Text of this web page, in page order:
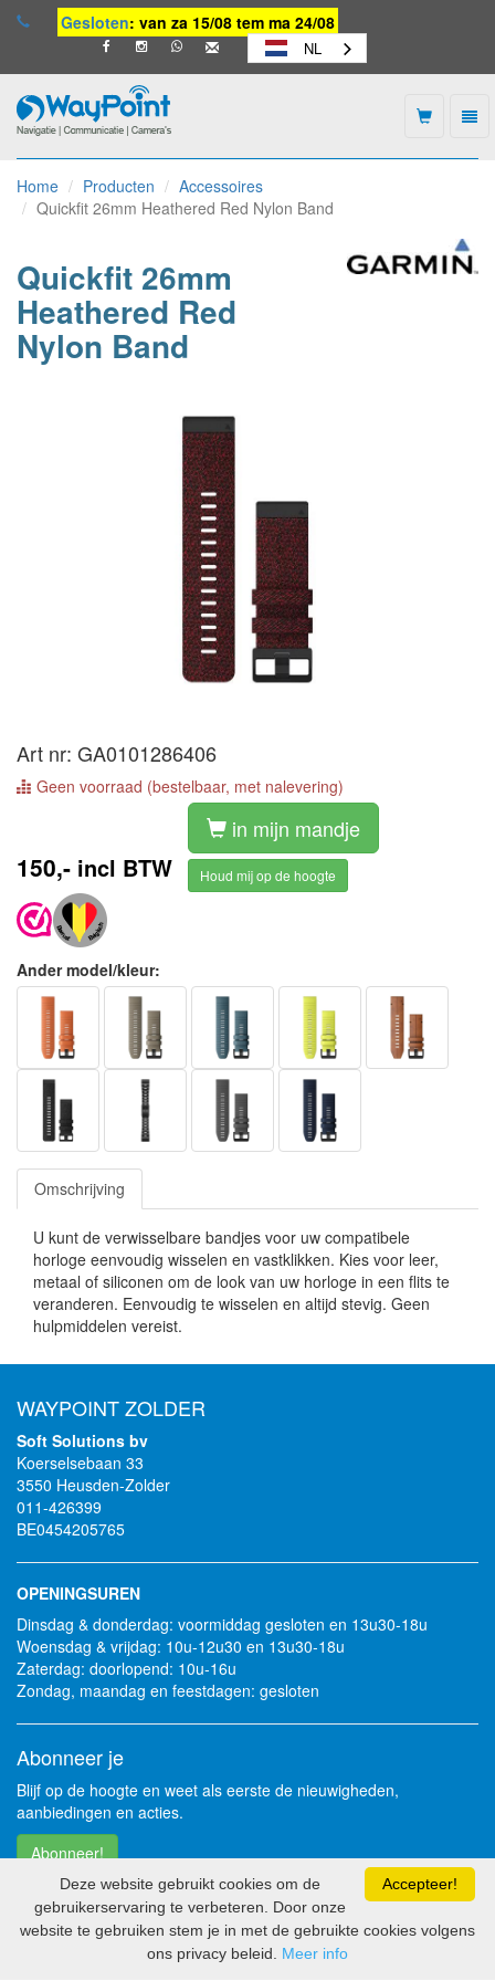
Gesloten: van za 15/08 tem ma 24/08
NL
-
naar
homepage
Home Producten
Accessoires
Quickfit 26mm Heathered Red Nylon Band
Quickfit 26mm
Heathered Red
Nylon Band
Art nr: GA0101286406
Geen voorraad (bestelbaar, met nalevering)
150,- incl BTW
in mijn mandje
Houd mij op de hoogte
Ander model/kleur:
Omschrijving
U kunt de verwisselbare bandjes voor uw compatibele
horloge eenvoudig wisselen en vastklikken. Kies voor leer,
metaal of siliconen om de look van uw horloge in een flits te
veranderen. Eenvoudig te wisselen en altijd stevig. Geen
hulpmiddelen vereist.
WAYPOINT ZOLDER
Soft Solutions bv
Koerselsebaan 33
3550 Heusden-Zolder
011-426399
BE0454205765
OPENINGSUREN
Dinsdag & donderdag: voormiddag gesloten en 13u30-18u
Woensdag & vrijdag: 10u-12u30 en 13u30-18u
Zaterdag: doorlopend: 10u-16u
Zondag, maandag en feestdagen: gesloten
Abonneer je
Blijf op de hoogte en weet als eerste de nieuwigheden,
aanbiedingen en acties.
Abonneer!
Volg je ons al?
Accepteer!
Deze website gebruikt cookies om de
gebruikerservaring te verbeteren. Door onze
website te gebruiken stem je in met de gebruikte cookies volgens
ons privacy beleid. Meer info